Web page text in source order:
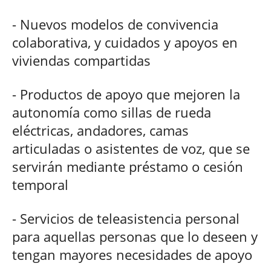
- Nuevos modelos de convivencia
colaborativa, y cuidados y apoyos en
viviendas compartidas
- Productos de apoyo que mejoren la
autonomía como sillas de rueda
eléctricas, andadores, camas
articuladas o asistentes de voz, que se
servirán mediante préstamo o cesión
temporal
- Servicios de teleasistencia personal
para aquellas personas que lo deseen y
tengan mayores necesidades de apoyo